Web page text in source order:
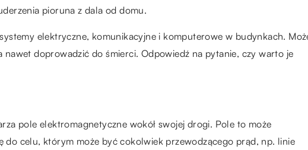
pioruna z dala od domu.
elektryczne, komunikacyjne i komputerowe w budynkach.
nawet doprowadzić do śmierci. Odpowiedź na pytanie, czy warto je
pole elektromagnetyczne wokół swojej drogi. Pole to może
do celu, którym może być cokolwiek przewodzącego prąd, np. linie